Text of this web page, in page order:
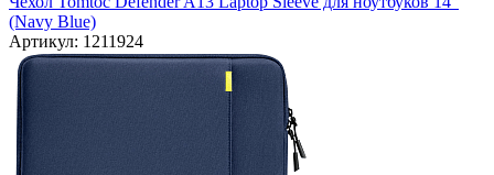
(Navy Blue)
Артикул: 1211924